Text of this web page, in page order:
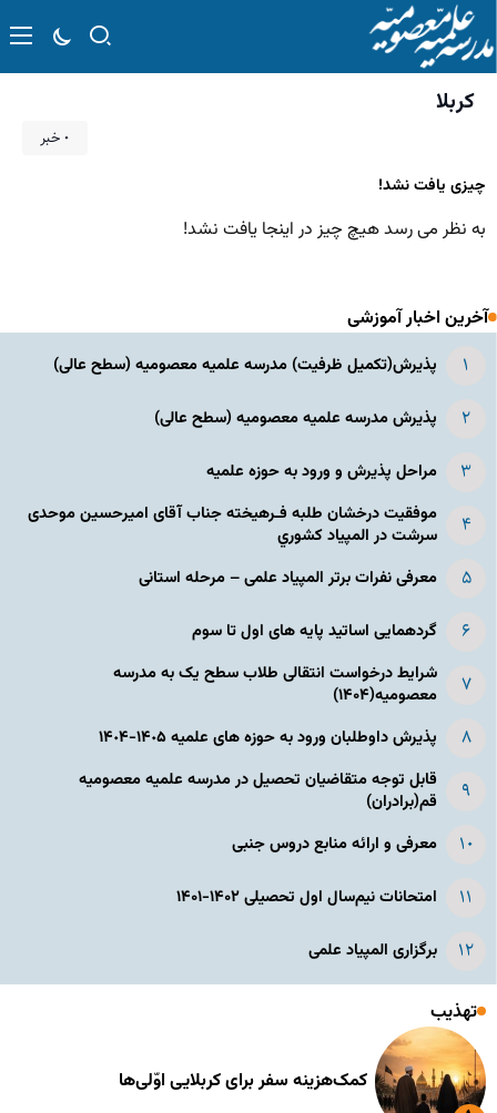
کربلا
۰ خبر
چیزی یافت نشد!
به نظر می رسد هیچ چیز در اینجا یافت نشد!
آخرین اخبار آموزشی
پذیرش(تکمیل ظرفیت) مدرسه علمیه معصومیه‌ (سطح عالی)
پذیرش مدرسه علمیه معصومیه‌ (سطح عالی)
مراحل پذیرش و ورود به حوزه علمیه
موفقیت درخشان طلبه فـرهیخته جناب آقای امیرحسین موحدی
سرشت در المپياد كشوري
معرفی نفرات برتر المپیاد علمی – مرحله استانی
گردهمایی اساتید پایه های اول تا سوم
شرایط درخواست انتقالی طلاب سطح یک به مدرسه
معصومیه(۱۴۰۴)
پذیرش داوطلبان ورود به حوزه های علمیه ١۴٠۵-١۴٠۴
قابل توجه متقاضیان تحصیل در مدرسه علمیه معصومیه
قم(برادران)
معرفی و ارائه منابع دروس جنبی
امتحانات نیم‌سال اول تحصیلی ۱۴۰۲-۱۴۰۱
برگزاری المپیاد علمی
تهذیب
کمک‌هزینه سفر برای کربلایی اوّلی‌ها